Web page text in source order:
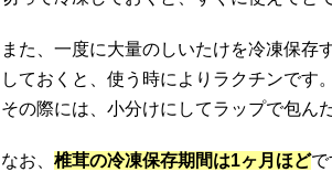
また、一度に大量のしいたけを冷凍保存
しておくと、使う時によりラクチンです。
その際には、小分けにしてラップで包ん
なお、 椎茸の冷凍保存期間は1ヶ月ほどで